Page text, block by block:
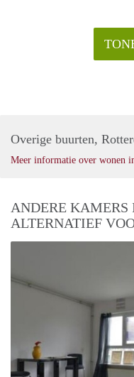
Overige buurten,
Meer informatie over wonen
ANDERE KAMERS
ALTERNATIEF